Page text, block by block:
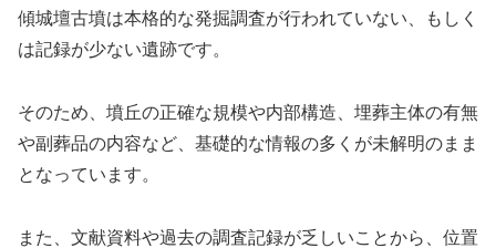
傾城壇古墳は本格的な発掘調査が行われていない、もしく
は記録が少ない遺跡です。
そのため、墳丘の正確な規模や内部構造、埋葬主体の有無
や副葬品の内容など、基礎的な情報の多くが未解明のまま
となっています。
また、文献資料や過去の調査記録が乏しいことから、位置